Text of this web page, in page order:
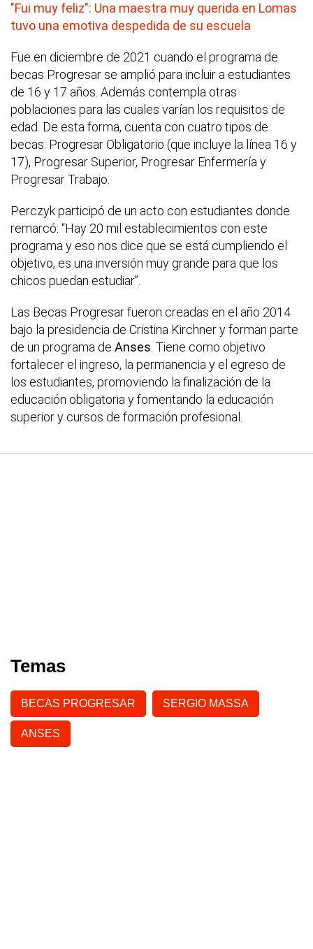
"Fui muy feliz": Una maestra muy querida en Lomas
tuvo una emotiva despedida de su escuela
Fue en diciembre de 2021 cuando el programa de
becas Progresar se amplió para incluir a estudiantes
de 16 y 17 años. Además contempla otras
poblaciones para las cuales varían los requisitos de
edad. De esta forma, cuenta con cuatro tipos de
becas: Progresar Obligatorio (que incluye la línea 16 y
17), Progresar Superior, Progresar Enfermería y
Progresar Trabajo.
Perczyk participó de un acto con estudiantes donde
remarcó: “Hay 20 mil establecimientos con este
programa y eso nos dice que se está cumpliendo el
objetivo, es una inversión muy grande para que los
chicos puedan estudiar”.
Las Becas Progresar fueron creadas en el año 2014
bajo la presidencia de Cristina Kirchner y forman parte
de un programa de Anses. Tiene como objetivo
fortalecer el ingreso, la permanencia y el egreso de
los estudiantes, promoviendo la finalización de la
educación obligatoria y fomentando la educación
superior y cursos de formación profesional.
Temas
BECAS PROGRESAR SERGIO MASSA
ANSES